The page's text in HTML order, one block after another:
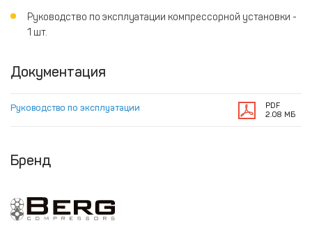
Руководство по эксплуатации компрессорной установки -
1 шт.
Документация
Руководство по эксплуатации
PDF
2.08 МБ
Бренд